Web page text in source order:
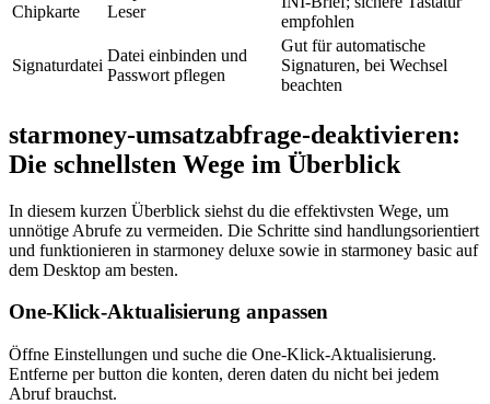
Chipkarte
Leser
empfohlen
Signaturdatei
Datei einbinden und
Passwort pflegen
Gut für automatische
Signaturen, bei Wechsel
beachten
starmoney-umsatzabfrage-deaktivieren:
Die schnellsten Wege im Überblick
In diesem kurzen Überblick siehst du die effektivsten Wege, um
unnötige Abrufe zu vermeiden. Die Schritte sind handlungsorientiert
und funktionieren in starmoney deluxe sowie in starmoney basic auf
dem Desktop am besten.
One-Klick-Aktualisierung anpassen
Öffne Einstellungen und suche die One-Klick-Aktualisierung.
Entferne per button die konten, deren daten du nicht bei jedem
Abruf brauchst.